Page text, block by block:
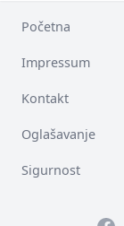
Početna
Impressum
Kontakt
Oglašavanje
Sigurnost